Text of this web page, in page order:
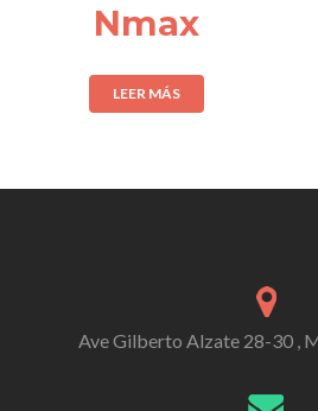
Nmax
LEER MÁS
Ave Gilberto Alzate 28-30 ,